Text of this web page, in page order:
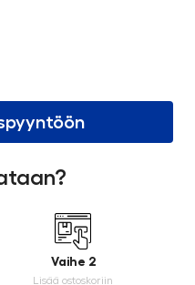
Vaihe 2
Lisää ostoskoriin